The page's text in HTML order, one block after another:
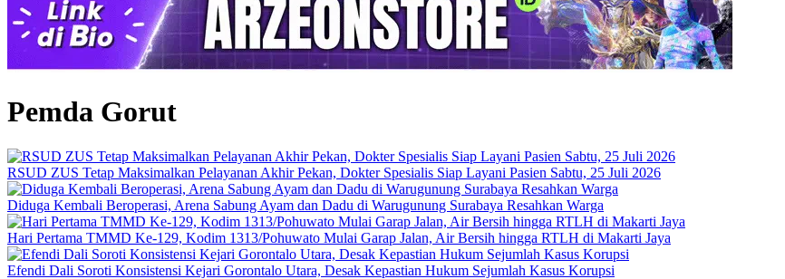
Pemda Gorut
RSUD ZUS Tetap Maksimalkan Pelayanan Akhir Pekan, Dokter Spesialis Siap Layani Pasien Sabtu, 25 Juli 2026
Diduga Kembali Beroperasi, Arena Sabung Ayam dan Dadu di Warugunung Surabaya Resahkan Warga
Hari Pertama TMMD Ke-129, Kodim 1313/Pohuwato Mulai Garap Jalan, Air Bersih hingga RTLH di Makarti Jaya
Efendi Dali Soroti Konsistensi Kejari Gorontalo Utara, Desak Kepastian Hukum Sejumlah Kasus Korupsi